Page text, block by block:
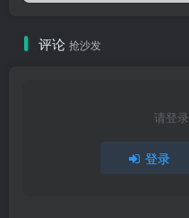
评论 抢沙发
请登
登录